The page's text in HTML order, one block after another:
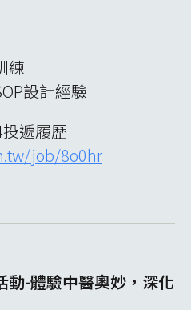
練
設計經驗
遞履歷
job/8o0hr
動-體驗中醫奧妙，深化